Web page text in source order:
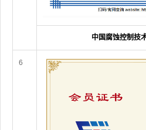
中国腐蚀控制技
6